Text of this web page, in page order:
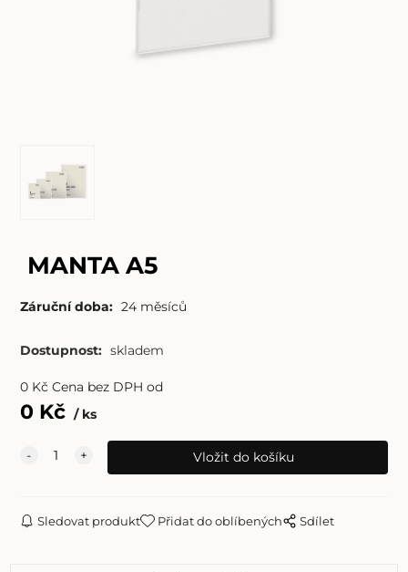
MANTA A5
Záruční doba: 24 měsíců
Dostupnost: skladem
0Kč Cena bez DPH od
0 Kč ks
Sledovat produkt Přidat do oblíbených Sdílet